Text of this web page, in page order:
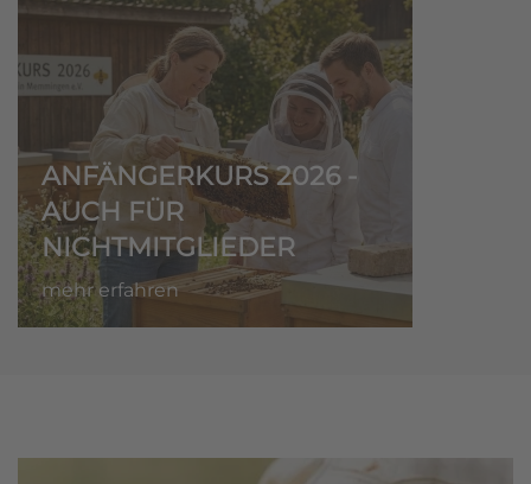
ANFÄNGERKURS 2026 -
AUCH FÜR
NICHTMITGLIEDER
mehr erfahren